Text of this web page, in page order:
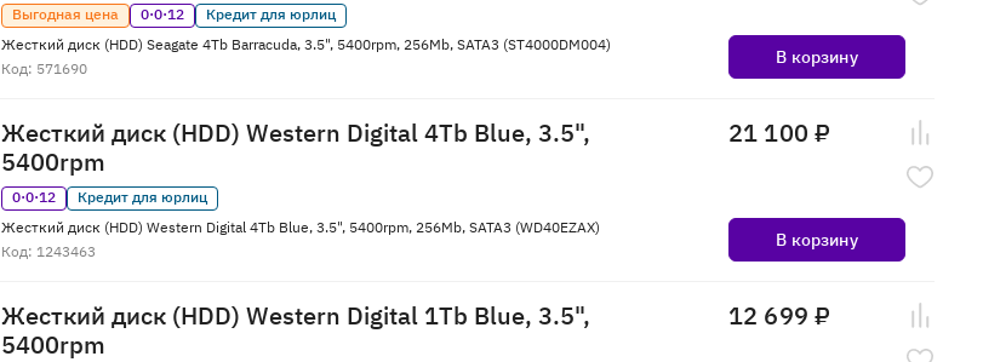
Выгодная цена 0·0·12
Кредит для юрлиц
Жесткий диск (HDD) Seagate 4Tb Barracuda, 3.5", 5400rpm, 256Mb, SATA3 (ST4000DM004)
Код: 571690
В корзину
Жесткий диск (HDD) Western Digital 4Tb Blue, 3.5",
5400rpm
0·0·12
Кредит для юрлиц
Жесткий диск (HDD) Western Digital 4Tb Blue, 3.5", 5400rpm, 256Mb, SATA3 (WD40EZAX)
Код: 1243463
21 100 ₽
В корзину
Жесткий диск (HDD) Western Digital 1Tb Blue, 3.5",
5400rpm
12 699 ₽